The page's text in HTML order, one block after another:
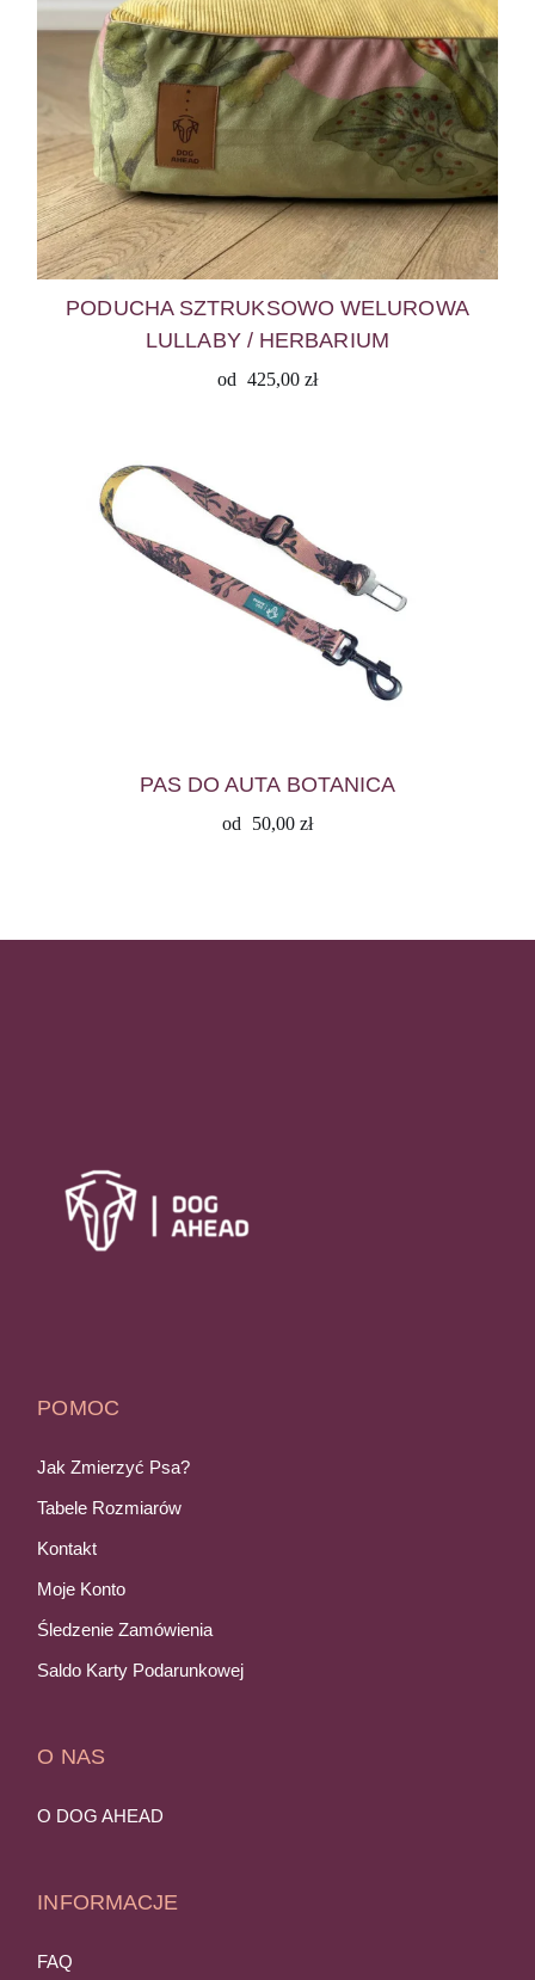
PODUCHA SZTRUKSOWO WELUROWA
LULLABY / HERBARIUM
od 425,00 zł
PAS DO AUTA BOTANICA
od 50,00 zł
POMOC
Jak Zmierzyć Psa?
Tabele Rozmiarów
Kontakt
Moje Konto
Śledzenie Zamówienia
Saldo Karty Podarunkowej
O NAS
O DOG AHEAD
INFORMACJE
FAQ